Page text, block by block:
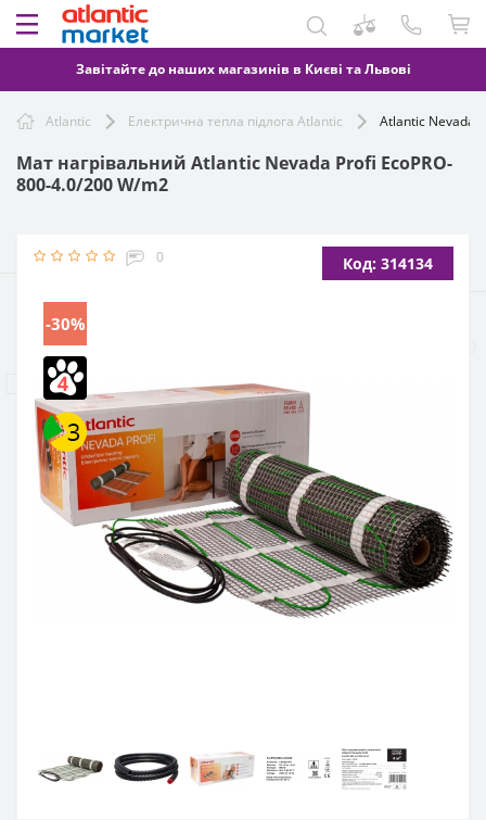
Завітайте до наших магазинів в Києві та Львові
Atlantic Електрична тепла підлога Atlantic Atlantic Nevada
Мат нагрівальний Atlantic Nevada Profi EcoPRO-
800-4.0/200 W/m2
0 Код: 314134
-30%